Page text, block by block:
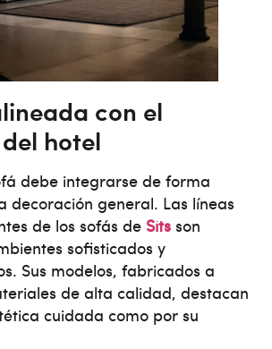
con el
hotel
debe integrarse de forma
decoración general. Las líneas
de los sofás de Sits son
sofisticados y
Sus modelos, fabricados a
de alta calidad, destacan
cuidada como por su